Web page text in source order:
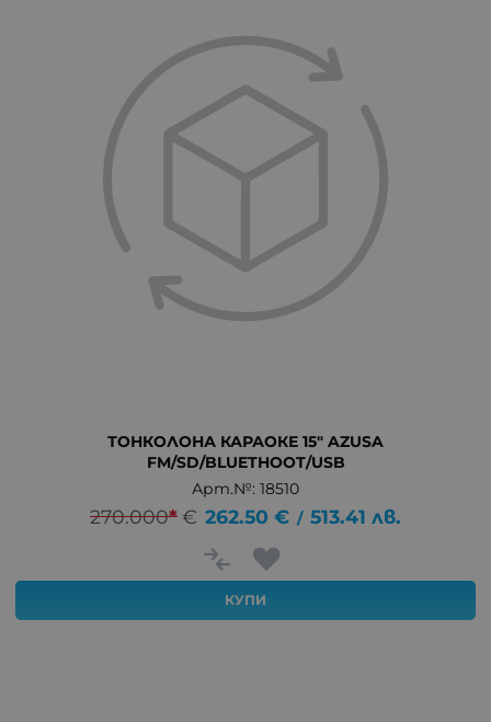
ТОНКОЛОНА КАРАОКЕ 15" AZUSA
FM/SD/BLUETHOOT/USB
Арт.№: 18510
270.000*€ 262.50 € / 513.41 лв.
КУПИ